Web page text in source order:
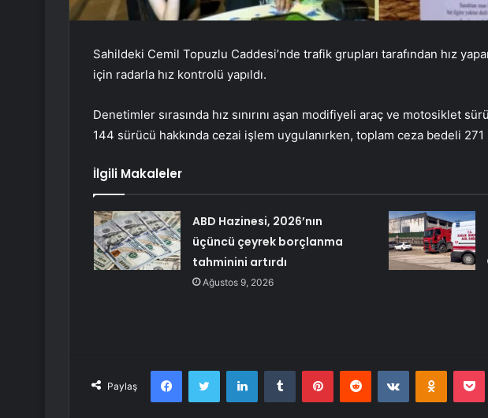
Sahildeki Cemil Topuzlu Caddesi’nde trafik grupları tarafından hız
için radarla hız kontrolü yapıldı.
Denetimler sırasında hız sınırını aşan modifiyeli araç ve motosiklet
144 sürücü hakkında cezai işlem uygulanırken, toplam ceza bedeli
İlgili Makaleler
ABD Hazinesi, 2026’nın
üçüncü çeyrek borçlanma
tahminini artırdı
Ağustos 9, 2026
Paylaş
FacebookTwitter LinkedInTumblr PinterestReddit VKontakte